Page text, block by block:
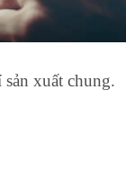
xuất chung.